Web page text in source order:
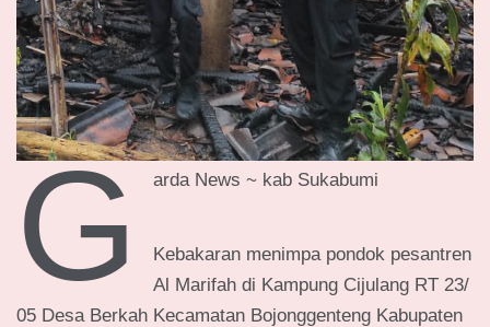
G arda News ~ kab Sukabumi
Kebakaran menimpa pondok pesantren
Al Marifah di Kampung Cijulang RT 23/
05 Desa Berkah Kecamatan Bojonggenteng Kabupaten